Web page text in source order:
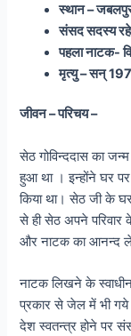
स्थान –
संसद सदस्य
पहला नाटक-
मृत्यु – सन्
जीवन – परिचय –
सेठ गोविन्ददास का
हुआ था । इन्होंने घर पर
किया था। सेठ जी के घर
से ही सेठ अपने परिवार
और नाटक का आनन्द
नाटक लिखने के
प्रकार से जेल में भी
देश स्वतन्त्र होने पर